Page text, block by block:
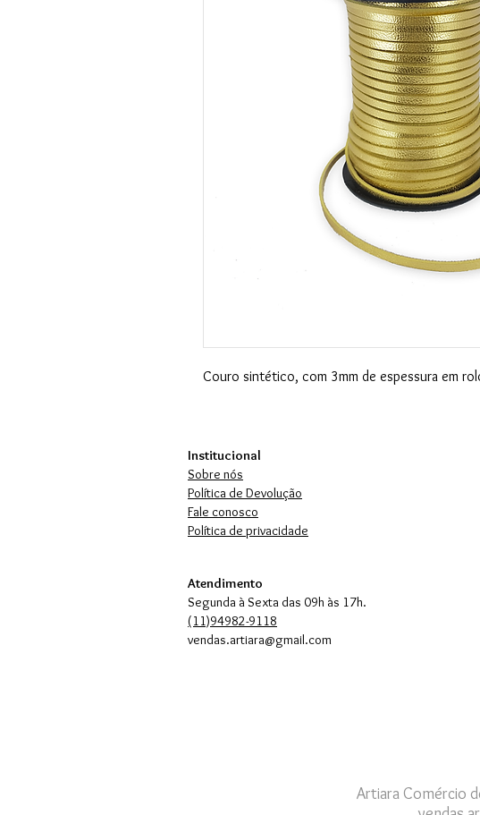
Couro sintético, com 3mm de espessura em
Institucional
Sobre nós
Política de Devolução
Fale conosco
Política de privacidade
Atendimento
Segunda à Sexta das 09h às 17h.
(11)94982-9118
vendas.artiara@gmail.com
Artiara Comércio